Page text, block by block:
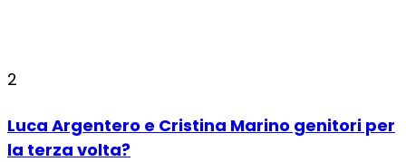
2
Luca Argentero e Cristina Marino genitori per
la terza volta?